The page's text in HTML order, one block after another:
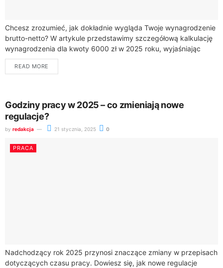
Chcesz zrozumieć, jak dokładnie wygląda Twoje wynagrodzenie
brutto-netto? W artykule przedstawimy szczegółową kalkulację
wynagrodzenia dla kwoty 6000 zł w 2025 roku, wyjaśniając
wszystkie składowe Twojej pensji.Wynagrodzenie brutto 6000 zł
to...READ MORE
Godziny pracy w 2025 – co zmieniają nowe
regulacje?
by redakcja 21 stycznia, 2025 0
PRACA
Nadchodzący rok 2025 przynosi znaczące zmiany w przepisach
dotyczących czasu pracy. Dowiesz się, jak nowe regulacje